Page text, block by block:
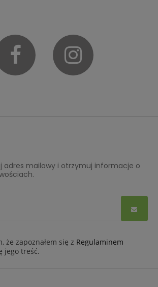
Facebook
adres mailowy i otrzymuj informacje o
że zapoznałem się z Regulaminem
jego treść.